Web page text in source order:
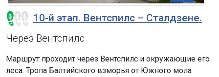
10-й этап. Вентспилс – Сталдзене.
Через Вентспилс
Маршрут проходит через Вентспилс и окружающие его
леса. Тропа Балтийского взморья от Южного мола